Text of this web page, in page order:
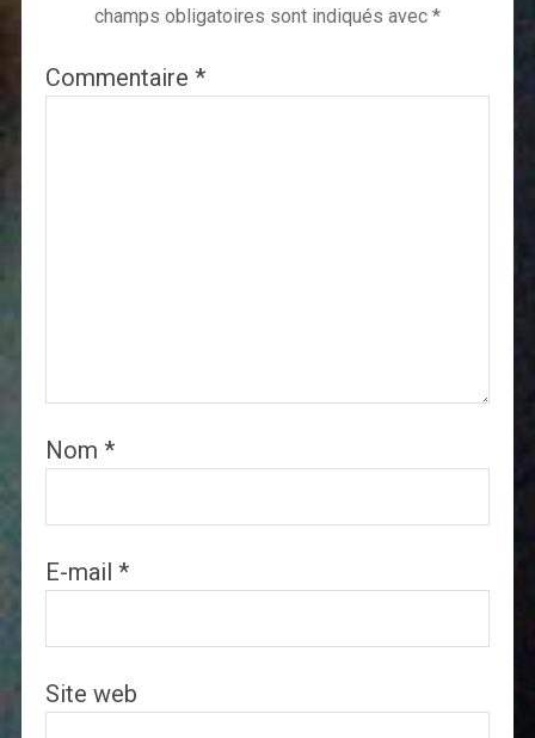
champs obligatoires sont indiqués avec *
Commentaire *
Nom *
E-mail *
Site web